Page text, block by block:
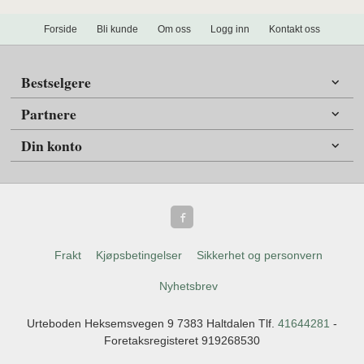
Forside Bli kunde Om oss Logg inn Kontakt oss
Bestselgere
Partnere
Din konto
Frakt Kjøpsbetingelser Sikkerhet og personvern
Nyhetsbrev
Urteboden Heksemsvegen 9 7383 Haltdalen Tlf. 41644281 -
Foretaksregisteret 919268530